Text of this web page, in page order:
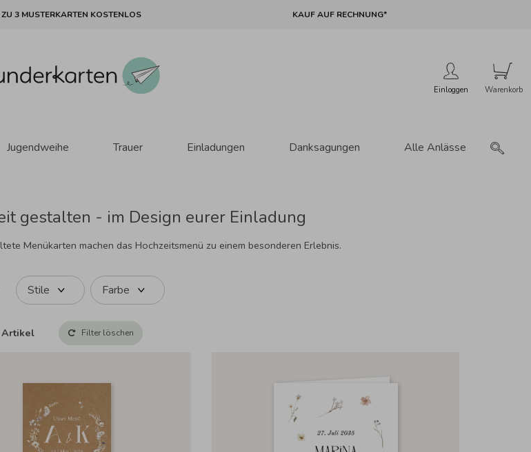
ZU 3 MUSTERKARTEN KOSTENLOS KAUF AUF RECHNUNG*
Einloggen
Jugendweihe Trauer Einladungen Danksagungen Alle Anlässe
gestalten - im Design eurer Einladung
Menükarten machen das Hochzeitsmenü zu einem besonderen Erlebnis.
Stile Farbe
Artikel Filter löschen